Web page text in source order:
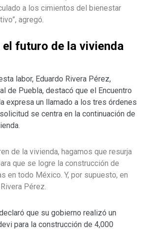
a los cimientos del bienestar
agregó.
el futuro de la vivienda
labor, Eduardo Rivera Pérez,
de Puebla, destacó que el Encuentro
expresa un llamado a los tres órdenes
se centra en la continuación de
de la vivienda, hagamos que resurja
que se logre la construcción de
en todo México. Y, por supuesto, en
Pérez.
que su gobierno realizó un
para la construcción de 4,000